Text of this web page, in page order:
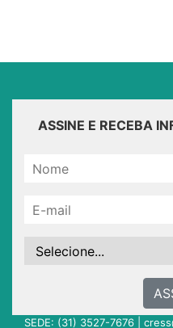
ASSINE E RECEBA
SEDE: (31) 3527-7676 |